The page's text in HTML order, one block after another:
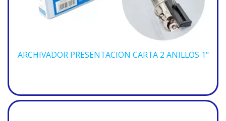
ARCHIVADOR PRESENTACION CARTA 2 ANILLOS 1"